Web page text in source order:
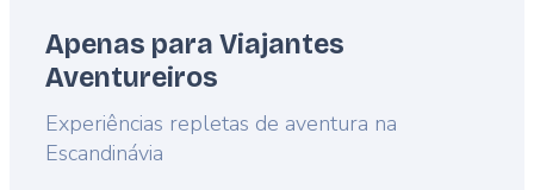
Apenas para Viajantes
Aventureiros
Lead
Experiências repletas de aventura na
Escandinávia